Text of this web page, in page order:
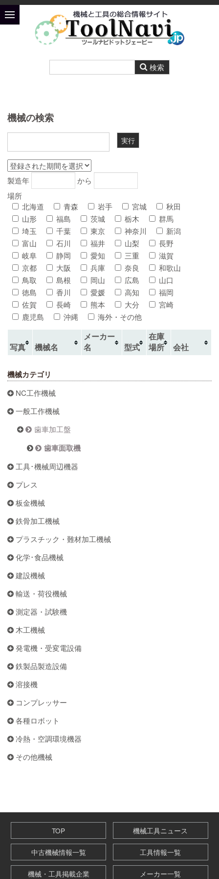
機械の検索
製造年
から
場所
北海道
青森 岩手 宮城
秋田
山形
福島 茨城 栃木
群馬
埼玉
千葉 東京 神奈川
新潟
富山
石川 福井 山梨
長野
岐阜
静岡 愛知 三重
滋賀
京都
大阪 兵庫 奈良
和歌山
鳥取
島根 岡山 広島
山口
徳島
香川 愛媛 高知
福岡
佐賀
長崎 熊本 大分
宮崎
鹿児島
沖縄 海外・その他
写真 機械名
メーカー
名
型式
在庫
場所
会社
機械カテゴリ
NC工作機械
一般工作機械
歯車加工盤
歯車面取機
工具･機械周辺機器
プレス
板金機械
鉄骨加工機械
プラスチック・難材加工機械
化学･食品機械
建設機械
輸送・荷役機械
測定器・試験機
木工機械
発電機・受変電設備
鉄製品製造設備
溶接機
コンプレッサー
各種ロボット
冷熱・空調環境機器
その他機械
TOP 機械工具ニュース
中古機械情報一覧 工具情報一覧
機械・工具掲載企業 メーカー一覧